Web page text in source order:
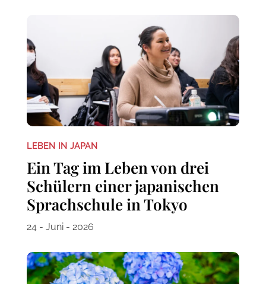
LEBEN IN JAPAN
Ein Tag im Leben von drei
Schülern einer japanischen
Sprachschule in Tokyo
24 - Juni - 2026